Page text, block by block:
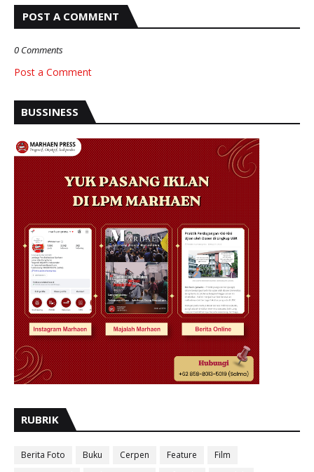
POST A COMMENT
0 Comments
Post a Comment
BUSSINESS
RUBRIK
Berita Foto Buku Cerpen Feature
Film